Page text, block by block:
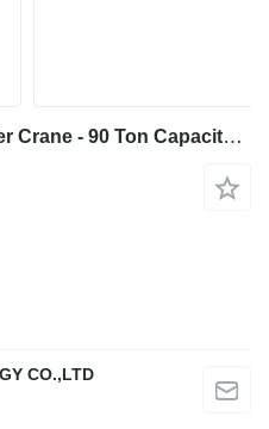
Sany 2020 SCC900A Crawler Crane - 90 Ton Capacity - 52m Main Boom
CO.,LTD